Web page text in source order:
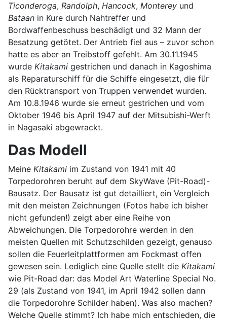
Ticonderoga, Randolph, Hancock, Monterey und
Bataan in Kure durch Nahtreffer und
Bordwaffenbeschuss beschädigt und 32 Mann der
Besatzung getötet. Der Antrieb fiel aus – zuvor schon
hatte es aber an Treibstoff gefehlt. Am 30.11.1945
wurde Kitakami gestrichen und danach in Kagoshima
als Reparaturschiff für die Schiffe eingesetzt, die für
den Rücktransport von Truppen verwendet wurden.
Am 10.8.1946 wurde sie erneut gestrichen und vom
Oktober 1946 bis April 1947 auf der Mitsubishi-Werft
in Nagasaki abgewrackt.
Das Modell
Meine Kitakami im Zustand von 1941 mit 40
Torpedorohren beruht auf dem SkyWave (Pit-Road)-
Bausatz. Der Bausatz ist gut detailliert, ein Vergleich
mit den meisten Zeichnungen (Fotos habe ich bisher
nicht gefunden!) zeigt aber eine Reihe von
Abweichungen. Die Torpedorohre werden in den
meisten Quellen mit Schutzschilden gezeigt, genauso
sollen die Feuerleitplattformen am Fockmast offen
gewesen sein. Lediglich eine Quelle stellt die Kitakami
wie Pit-Road dar: das Model Art Waterline Special No.
29 (als Zustand von 1941, im April 1942 sollen dann
die Torpedorohre Schilder haben). Was also machen?
Welche Quelle stimmt? Ich habe mich entschieden, die